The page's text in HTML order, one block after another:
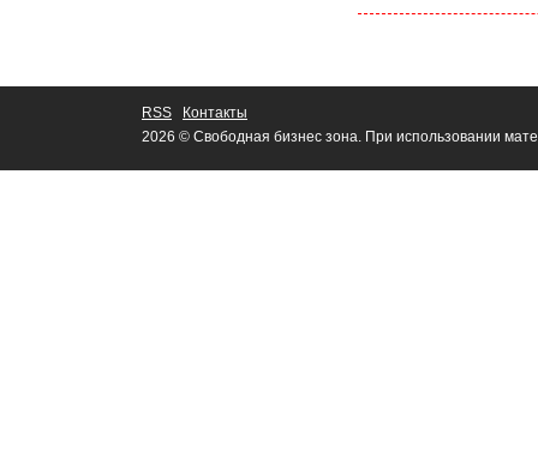
RSS
Контакты
2026 © Свободная бизнес зона. При использовании